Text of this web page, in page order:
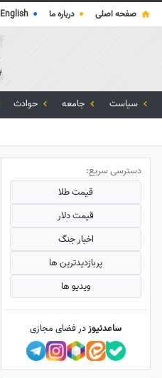
صفحه اصلی ● درباره ما ●
English
سیاست جامعه حوادث
دسترسی سریع:
قیمت طلا
قیمت دلار
اخبار جنگ
پربازدید‌ترین ها
ویدیو ها
ساعدنیوزدر فضای مجازی